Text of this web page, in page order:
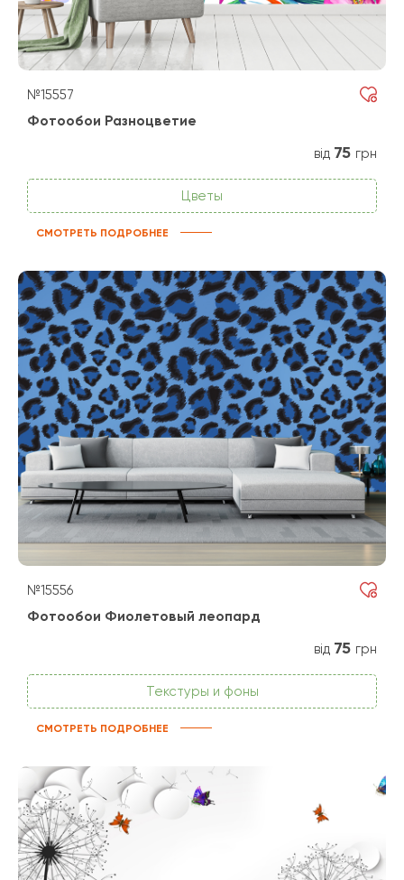
№15557
Фотообои Разноцветие
від 75 грн
Цветы
СМОТРЕТЬ ПОДРОБНЕЕ
№15556
Фотообои Фиолетовый леопард
від 75 грн
Текстуры и фоны
СМОТРЕТЬ ПОДРОБНЕЕ